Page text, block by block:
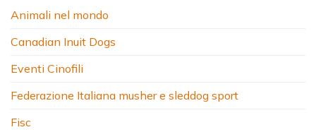
Animali nel mondo
Canadian Inuit Dogs
Eventi Cinofili
Federazione Italiana musher e sleddog sport
Fisc